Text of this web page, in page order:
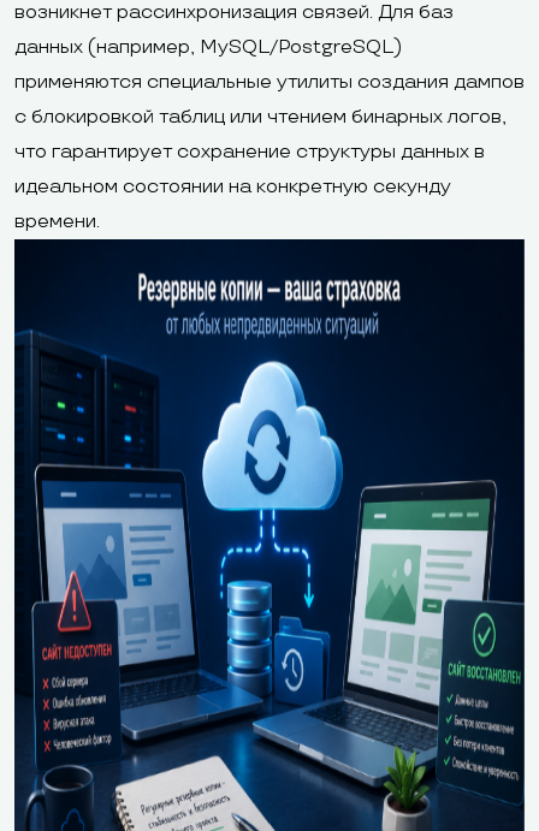
возникнет рассинхронизация связей. Для баз
данных (например, MySQL/PostgreSQL)
применяются специальные утилиты создания дампов
с блокировкой таблиц или чтением бинарных логов,
что гарантирует сохранение структуры данных в
идеальном состоянии на конкретную секунду
времени.